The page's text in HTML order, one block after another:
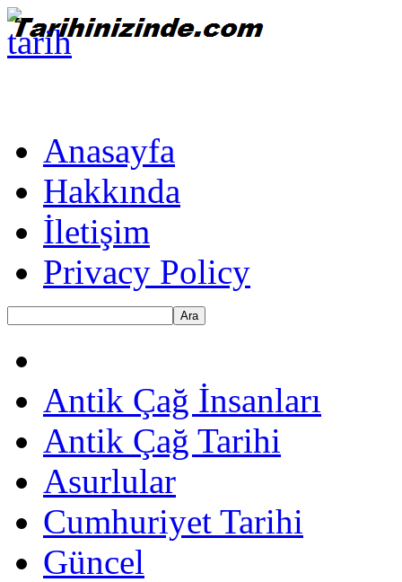
Anasayfa
Hakkında
İletişim
Privacy Policy
Ara
Antik Çağ İnsanları
Antik Çağ Tarihi
Asurlular
Cumhuriyet Tarihi
Güncel